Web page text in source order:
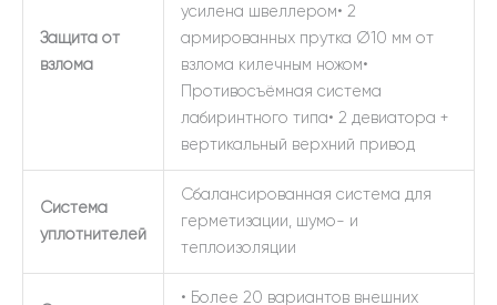
Защита от
взлома
усилена швеллером• 2
армированных прутка Ø10 мм от
взлома килечным ножом•
Противосъёмная система
лабиринтного типа• 2 девиатора +
вертикальный верхний привод
Система
уплотнителей
Сбалансированная система для
герметизации, шумо- и
теплоизоляции
• Более 20 вариантов внешних